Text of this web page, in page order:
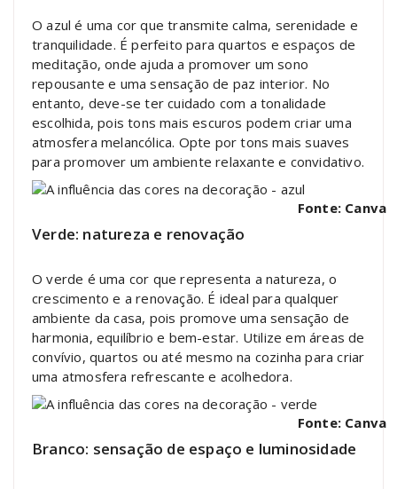
O azul é uma cor que transmite calma, serenidade e
tranquilidade. É perfeito para quartos e espaços de
meditação, onde ajuda a promover um sono
repousante e uma sensação de paz interior. No
entanto, deve-se ter cuidado com a tonalidade
escolhida, pois tons mais escuros podem criar uma
atmosfera melancólica. Opte por tons mais suaves
para promover um ambiente relaxante e convidativo.
Fonte: Canva
Verde: natureza e renovação
O verde é uma cor que representa a natureza, o
crescimento e a renovação. É ideal para qualquer
ambiente da casa, pois promove uma sensação de
harmonia, equilíbrio e bem-estar. Utilize em áreas de
convívio, quartos ou até mesmo na cozinha para criar
uma atmosfera refrescante e acolhedora.
Fonte: Canva
Branco: sensação de espaço e luminosidade